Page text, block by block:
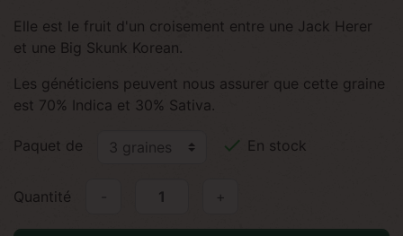
Elle est le fruit d'un croisement entre une Jack Herer
et une Big Skunk Korean.
Les généticiens peuvent nous assurer que cette graine
est 70% Indica et 30% Sativa.
Paquet de  En stock
Quantité +